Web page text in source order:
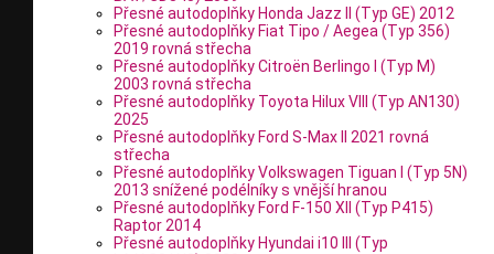
Přesné autodoplňky Honda Jazz II (Typ GE) 2012
Přesné autodoplňky Fiat Tipo / Aegea (Typ 356)
2019 rovná střecha
Přesné autodoplňky Citroën Berlingo I (Typ M)
2003 rovná střecha
Přesné autodoplňky Toyota Hilux VIII (Typ AN130)
2025
Přesné autodoplňky Ford S-Max II 2021 rovná
střecha
Přesné autodoplňky Volkswagen Tiguan I (Typ 5N)
2013 snížené podélníky s vnější hranou
Přesné autodoplňky Ford F-150 XII (Typ P415)
Raptor 2014
Přesné autodoplňky Hyundai i10 III (Typ